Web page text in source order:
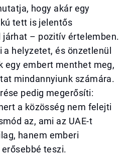
hogy akár egy
tett is jelentős
járhat – pozitív értelemben.
helyzetet, és önzetlenül
egy embert menthet meg,
mindannyiunk számára.
pedig megerősíti:
a közösség nem felejti
az, ami az UAE-t
hanem emberi
teszi.